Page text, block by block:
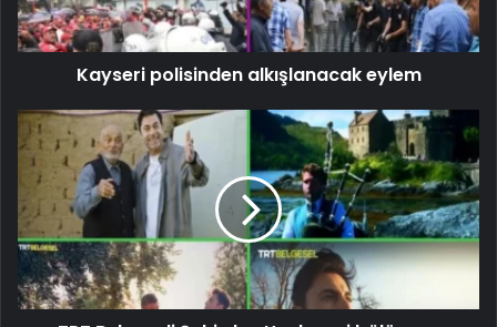
Kayseri polisinden alkışlanacak eylem